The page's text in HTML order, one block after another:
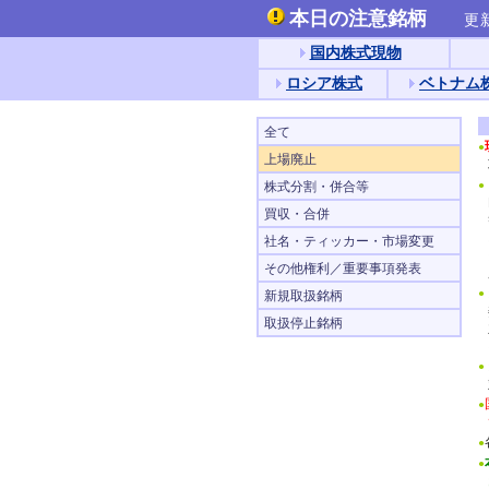
本日の注意銘柄
更
国内株式現物
ロシア株式
ベトナム
全て
上場廃止
株式分割・併合等
買収・合併
社名・ティッカー・市場変更
その他権利／重要事項発表
新規取扱銘柄
取扱停止銘柄
●
●
●
●
●
●
●